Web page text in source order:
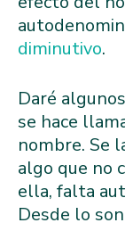
diminutivo.
Daré
se hace
nombre. Se
algo que no
ella, falta
Desde lo